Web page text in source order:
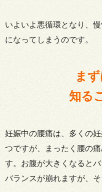
いよいよ悪循環となり、
になってしまうのです。
ま
知る
妊娠中の腰痛は、多くの
つですが、まったく腰の
す。お腹が大きくなると
バランスが崩れますが、